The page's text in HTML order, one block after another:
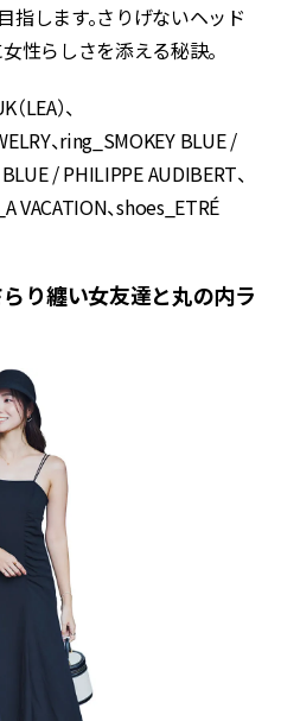
します。さりげないヘッド
性らしさを添える秘訣。
LEA）、
、ring_SMOKEY BLUE /
/ PHILIPPE AUDIBERT、
VACATION、shoes_ETRÉ
り纏い女友達と丸の内ラ